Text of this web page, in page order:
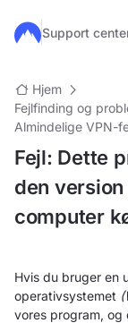
Gå til hovedindhold
Support
Hjem
Fejlfinding og
Almindelige VPN-
Fejl: Dette
den
computer
Hvis du bruger en
operativsystemet
vores program,